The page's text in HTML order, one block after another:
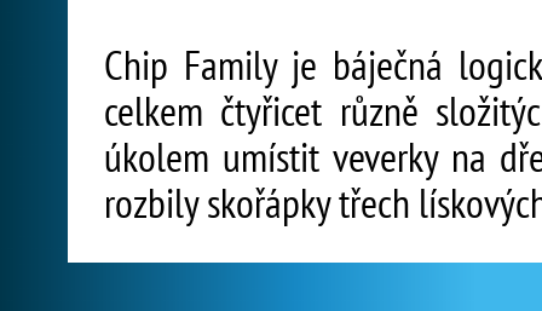
Chip Family je báječná
celkem čtyřicet různě
úkolem umístit veverky na
rozbily skořápky třech